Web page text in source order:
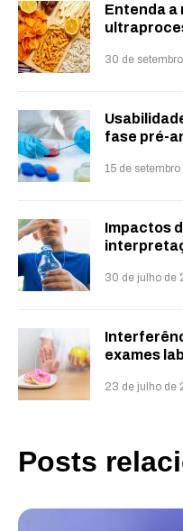
Entenda a
30 de
fase pré-
15 de
Impactos
30 de julho de
exames
23 de julho de
Posts